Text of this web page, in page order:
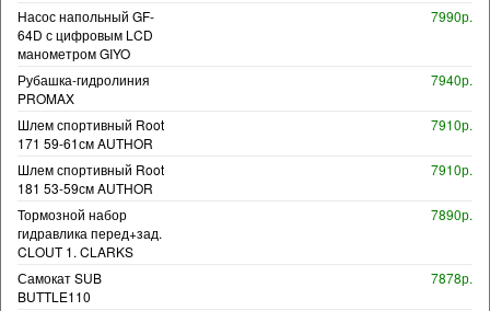
Насос напольный GF-
64D с цифровым LCD
манометром GIYO
7990р.
Рубашка-гидролиния
PROMAX
7940р.
Шлем спортивный Root
171 59-61см AUTHOR
7910р.
Шлем спортивный Root
181 53-59см AUTHOR
7910р.
Тормозной набор
гидравлика перед+зад.
CLOUT 1. CLARKS
7890р.
Самокат SUB
BUTTLE110
7878р.